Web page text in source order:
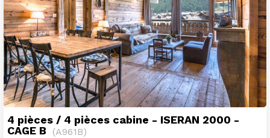
4 pièces / 4 pièces cabine - ISERAN 2000 -
CAGE B
(A961B)